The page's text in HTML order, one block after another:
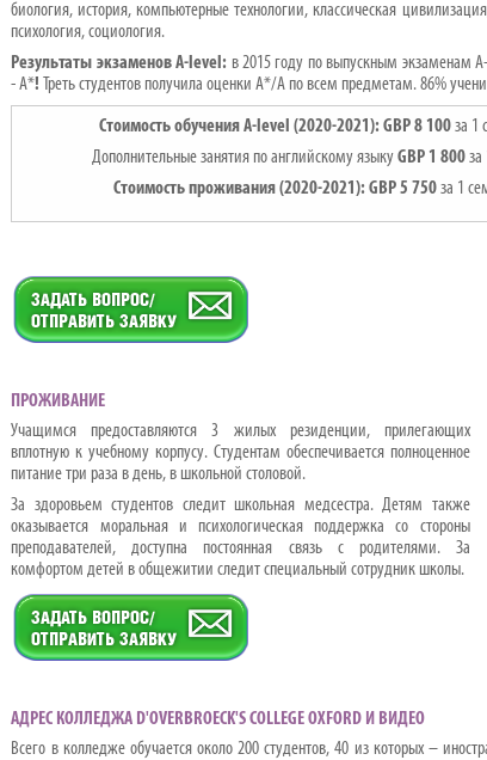
биология, история, компьютерные технологии, классическая
психология, социология.
Результаты экзаменов A-level: в 2015 году по выпускным экзаменам
- А*! Треть студентов получила оценки А*/А по всем предметам. 86%
Стоимость обучения A-level (2020-2021): GBP8100за 1
Дополнительные занятия по английскому языкуGBP 1 800
Стоимость проживания (2020-2021): GBP 5 750за 1
ПРОЖИВАНИЕ
Учащимся предоставляются 3 жилых резиденции, прилегающих
вплотную к учебному корпусу. Студентам обеспечивается полноценное
питание три раза в день, в школьной столовой.
За здоровьем студентов следит школьная медсестра. Детям также
оказывается моральная и психологическая поддержка со стороны
преподавателей, доступна постоянная связь с родителями. За
комфортом детей в общежитии следит специальный сотрудник школы.
АДРЕС КОЛЛЕДЖА D'OVERBROECK'S COLLEGE OXFORD И ВИДЕО
Всего в колледже обучается около 200 студентов, 40 из которых –